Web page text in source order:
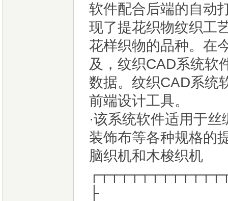
软件配合后端的自动
现了提花织物纹织工
花样织物的品种。在
及，纹织CAD系统软
数据。纹织CAD系统
前端设计工具。
·该系统软件适用于
装饰布等各种规格的
脑织机和木梭织机
├